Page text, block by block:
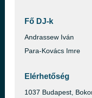
Fő DJ-k
Andrassew Iván
Para-Kovács Imre
Elérhetőség
1037 Budapest,